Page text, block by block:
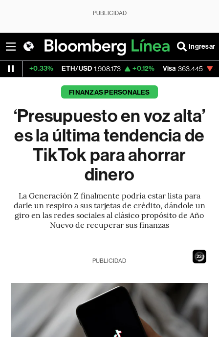
PUBLICIDAD
Ingresar
ETH/USD 1,908.173 +0.12% Visa 363.445 -1.90%
FINANZAS PERSONALES
‘Presupuesto en voz alta’
es la última tendencia de
TikTok para ahorrar
dinero
La Generación Z finalmente podría estar lista para
darle un respiro a sus tarjetas de crédito, dándole un
giro en las redes sociales al clásico propósito de Año
Nuevo de recuperar sus finanzas
21
PUBLICIDAD